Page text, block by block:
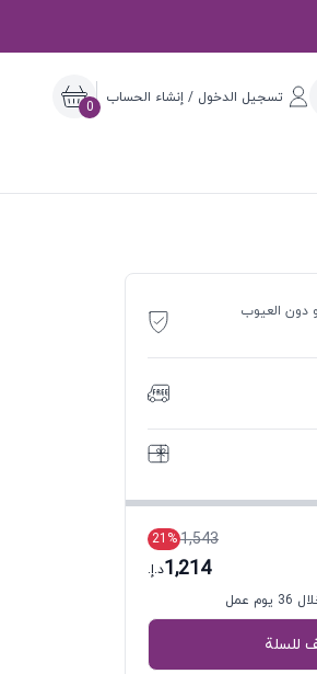
تسجيل الدخول / إنشاء الحساب
0
دون العيوب
1,543
21 %
1,214د.إ.
عمل
للسلة